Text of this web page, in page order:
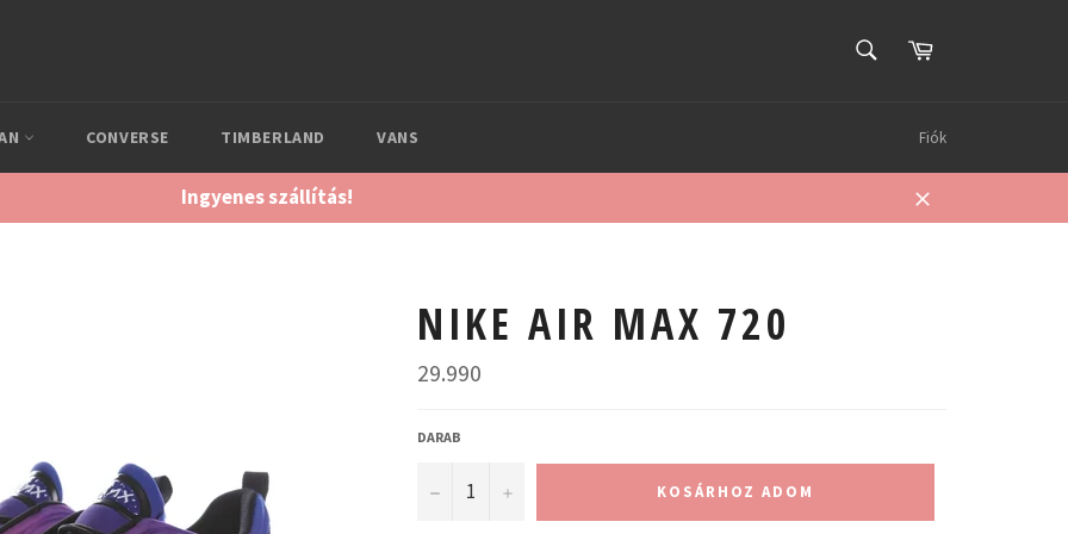
KERESÉSKosár
CONVERSE TIMBERLAND VANS Fiók
Ingyenes szállítás!
Bezárás
NIKE AIR MAX 720
Normál
ár
29.990
DARAB
− + KOSÁRHOZ ADOM